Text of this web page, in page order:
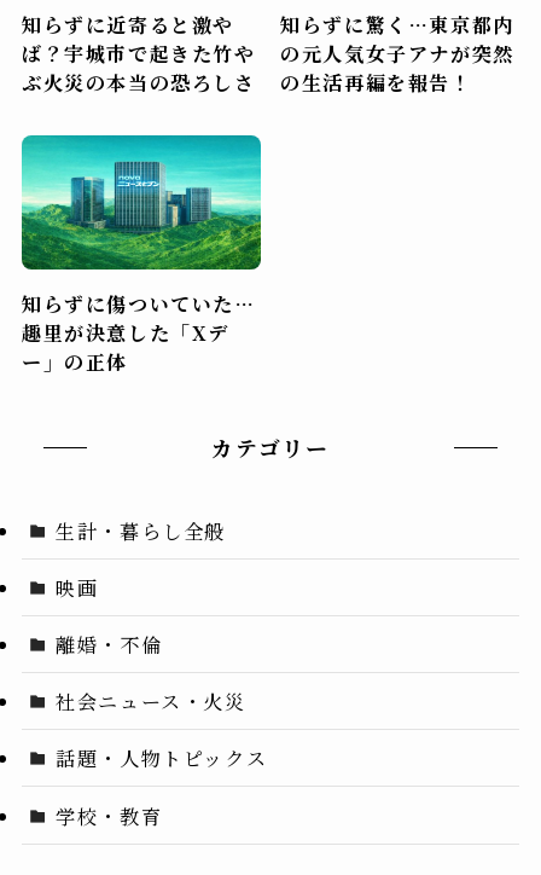
知らずに近寄ると激や
ば？宇城市で起きた竹や
ぶ火災の本当の恐ろしさ
知らずに驚く…東京都内
の元人気女子アナが突然
の生活再編を報告！
知らずに傷ついていた…
趣里が決意した「Xデ
ー」の正体
カテゴリー
生計・暮らし全般
映画
離婚・不倫
社会ニュース・火災
話題・人物トピックス
学校・教育